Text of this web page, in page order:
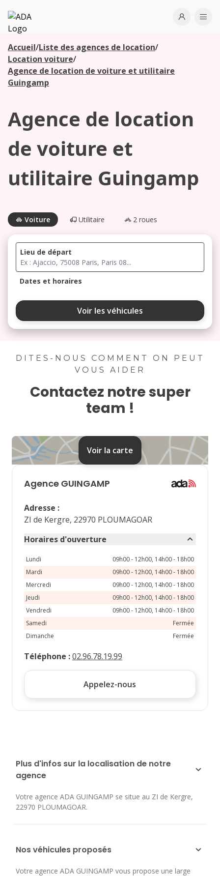
ADA
Open
Accueil/Liste des agences de location/
Location voiture/
Agence de location de voiture et utilitaire
Guingamp
Agence de location
de voiture et
utilitaire Guingamp
Voiture Utilitaire 2 roues
Lieu de départ
Dates et horaires
août 2026
ma me
3 4 5 6 7
17 18 19 20
31
septembre 2026
7
14
21 23 24 25
Voir les véhicules
DITES-NOUS COMMENT ON PEUT
VOUS AIDER
Contactez notre super
team !
Voir la carte
Agence GUINGAMP
Adresse :
ZI de Kergre, 22970 PLOUMAGOAR
Horaires d'ouverture
Lundi
09h00 - 12h00, 14h00 - 18h00
Mardi
09h00 - 12h00, 14h00 - 18h00
Mercredi
09h00 - 12h00, 14h00 - 18h00
Jeudi
09h00 - 12h00, 14h00 - 18h00
Vendredi
09h00 - 12h00, 14h00 - 18h00
Samedi
Fermée
Dimanche
Fermée
Téléphone :02.96.78.19.99
Appelez-nous
Plus d'infos sur la localisation de notre
agence
Votre agence ADA GUINGAMP se situe au ZI de Kergre,
22970 PLOUMAGOAR.
Nos véhicules proposés
Votre agence ADA GUINGAMP vous propose une large
Les
agences à
proximité
Commencez
votre
recherche
pour voir les
proximité